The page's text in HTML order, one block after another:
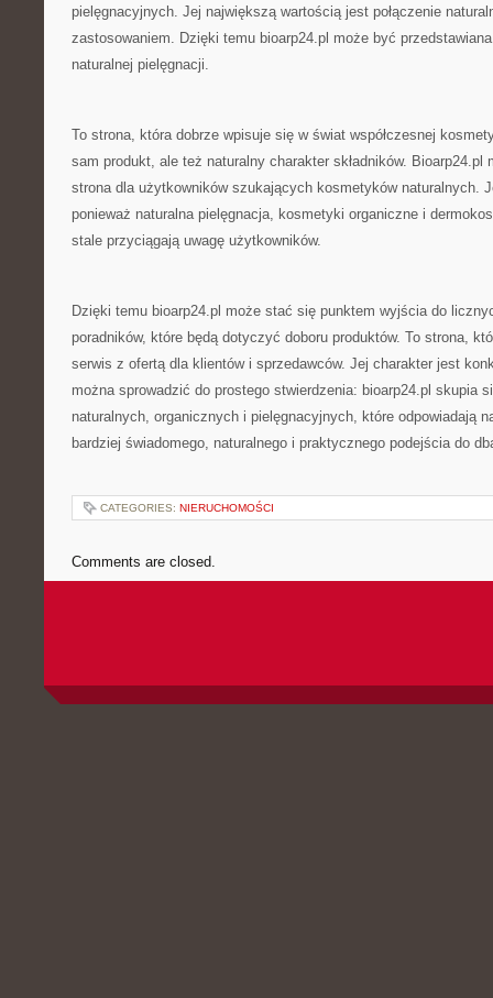
pielęgnacyjnych. Jej największą wartością jest połączenie
zastosowaniem. Dzięki temu bioarp24.pl może być
naturalnej pielęgnacji.
To strona, która dobrze wpisuje się w świat współczesnej
sam produkt, ale też naturalny charakter składników. Bioarp24.pl
strona dla użytkowników szukających kosmetyków naturalnych.
ponieważ naturalna pielęgnacja, kosmetyki organiczne i
stale przyciągają uwagę użytkowników.
Dzięki temu bioarp24.pl może stać się punktem wyjścia do
poradników, które będą dotyczyć doboru produktów. To strona,
serwis z ofertą dla klientów i sprzedawców. Jej charakter jest
można sprowadzić do prostego stwierdzenia: bioarp24.pl skupia
naturalnych, organicznych i pielęgnacyjnych, które odpowiadają
bardziej świadomego, naturalnego i praktycznego podejścia do
CATEGORIES: NIERUCHOMOŚCI
Comments are closed.